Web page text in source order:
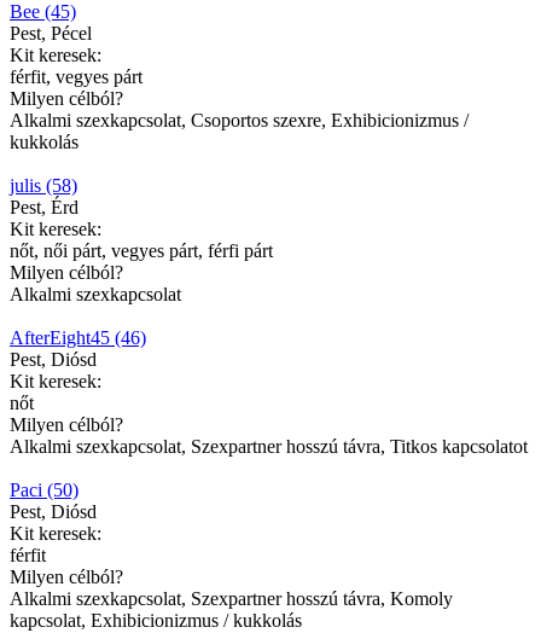
Bee (45)
Pest, Pécel
Kit keresek:
férfit, vegyes párt
Milyen célból?
Alkalmi szexkapcsolat, Csoportos szexre, Exhibicionizmus /
kukkolás
julis (58)
Pest, Érd
Kit keresek:
nőt, női párt, vegyes párt, férfi párt
Milyen célból?
Alkalmi szexkapcsolat
AfterEight45 (46)
Pest, Diósd
Kit keresek:
nőt
Milyen célból?
Alkalmi szexkapcsolat, Szexpartner hosszú távra, Titkos kapcsolatot
Paci (50)
Pest, Diósd
Kit keresek:
férfit
Milyen célból?
Alkalmi szexkapcsolat, Szexpartner hosszú távra, Komoly
kapcsolat, Exhibicionizmus / kukkolás